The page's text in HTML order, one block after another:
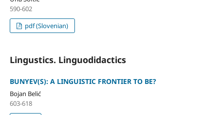
590-602
pdf (Slovenian)
Lingustics. Linguodidactics
BUNYEV(S): A LINGUISTIC FRONTIER TO BE?
Bojan Belić
603-618